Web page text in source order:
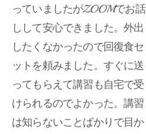
っていましたがZOOMでお話
しして安心できました。外出
したくなかったので回復食セ
ットを頼みました。すぐに送
ってもらえて講習も自宅で受
けられるのでよかった。講習
は知らないことばかりで目か